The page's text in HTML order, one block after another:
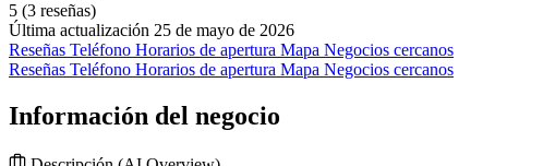
5 (3 reseñas)
Última actualización 25 de mayo de 2026
Reseñas Teléfono Horarios de apertura Mapa Negocios cercanos
Reseñas Teléfono Horarios de apertura Mapa Negocios cercanos
Información del negocio